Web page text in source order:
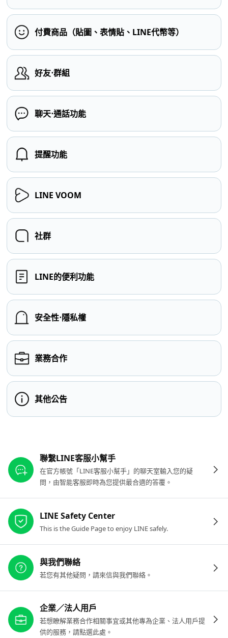
付費商品（貼圖、表情貼、LINE代幣等）
好友⋅群組
聊天⋅通話功能
提醒功能
LINE VOOM
社群
LINE的便利功能
安全性⋅隱私權
業務合作
其他公告
聯繫LINE客服小幫手
在官方帳號「LINE客服小幫手」的聊天室輸入您的疑
問，由智能客服即時為您提供最合適的答覆。
LINE Safety Center
This is the Guide Page to enjoy LINE safely.
與我們聯絡
若您有其他疑問，請來信與我們聯絡。
企業／法人用戶
若想瞭解業務合作相關事宜或其他專為企業、法人用戶提
供的服務，請點選此處。